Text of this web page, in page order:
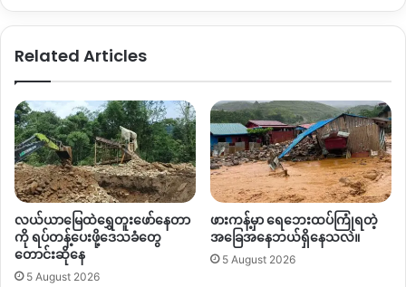
တွင်း ယာဉ်တိုက်မှုပေါင်း ၃၁ကြိမ်ထိရှိခဲ့တယ်လို့သိရပါတယ်။
မှာ ယာဉ်မတော်တဆမှု ဒီထက်များနိုင်ပါတယ်။
စစ်တပ်အာဏာသိမ်းပြီးနောက် မြစ်ကြီးနားမြို့မှာ အနယ်နယ်အရပ်
ရပ်က စစ်ရှောင်တွေအများပြား လာရောက်ခိုလှုံနေကြတာဖြစ်တဲ့
အတွက် လူဦးရေပိုမိုထူထပ်လာသလို တစ်ဖက်မှာ
လည်း ယာဉ်မောင်းသူတွေလည်းပိုများလာတယ်လို့သိရပါတယ်။
ဒါ့အပြင် ယာဉ်မောင်းနှင်သူတွေထဲမှာ
Related Articles
လယ်ယာမြေထဲရွှေတူးဖော်နေတာ
ကို ရပ်တန့်ပေးဖို့ဒေသခံတွေ
တောင်းဆိုနေ
5 August 2026
ဖားကန့်မှာ ရေဘေးထပ်ကြုံရတဲ့
အခြေအနေဘယ်ရှိနေသလဲ။
5 August 2026